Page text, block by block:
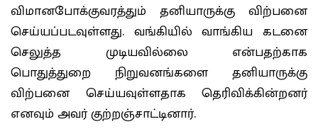
விமானபோக்குவரத்தும் தனியாருக்கு விற்பனை
செய்யப்படவுள்ளது. வங்கியில் வாங்கிய கடனை
செலுத்த முடியவில்லை என்பதற்காக
பொதுத்துறை நிறுவனங்களை தனியாருக்கு
விற்பனை செய்யவுள்ளதாக தெரிவிக்கின்றனர்
எனவும் அவர் குற்றஞ்சாட்டினார்.